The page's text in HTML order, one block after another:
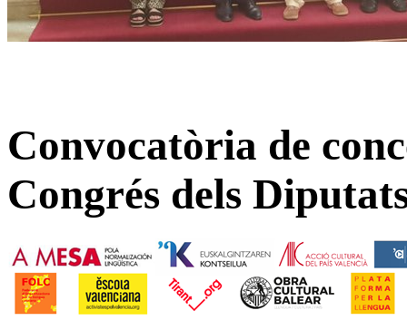
Convocatòria de
Congrés dels